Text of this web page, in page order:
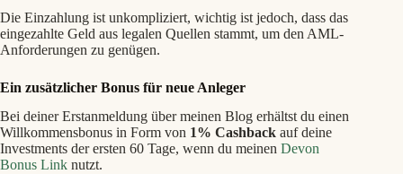
Die Einzahlung ist unkompliziert, wichtig ist jedoch, dass das
eingezahlte Geld aus legalen Quellen stammt, um den AML-
Anforderungen zu genügen.
Ein zusätzlicher Bonus für neue Anleger
Bei deiner Erstanmeldung über meinen Blog erhältst du einen
Willkommensbonus in Form von 1% Cashback auf deine
Investments der ersten 60 Tage, wenn du meinen Devon
Bonus Link nutzt.